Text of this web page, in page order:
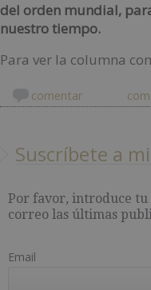
del orden mundial,
nuestro tiempo.
Para ver la columna
comentar
Suscríbete a
Por favor, introduce
correo las últimas
Email